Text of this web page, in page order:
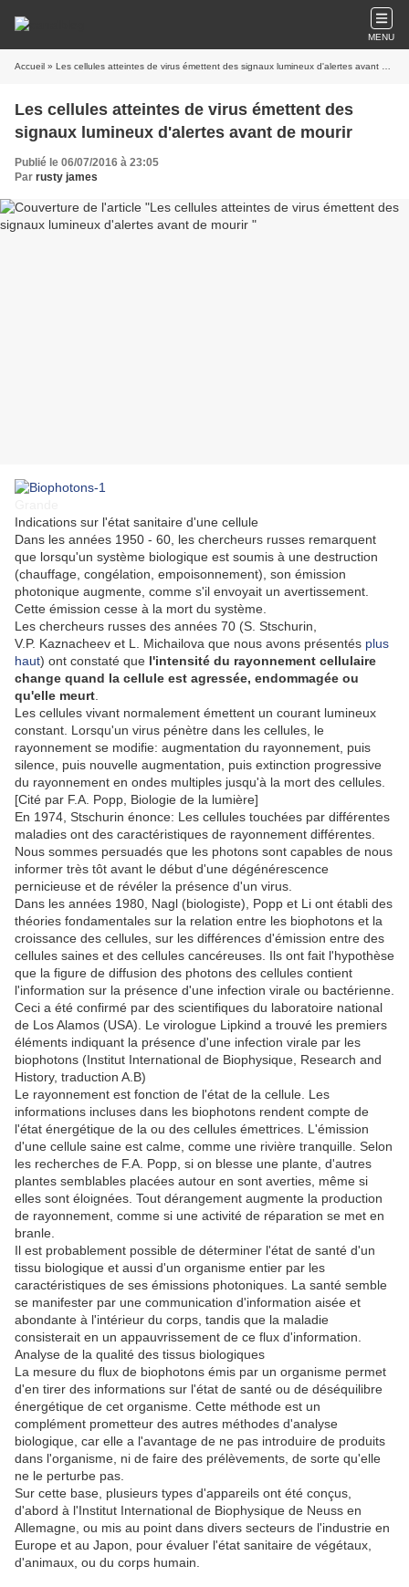
MENU
Accueil » Les cellules atteintes de virus émettent des signaux lumineux d'alertes avant de mourir
Les cellules atteintes de virus émettent des
signaux lumineux d'alertes avant de mourir
Publié le 06/07/2016 à 23:05
Par rusty james
Indications sur l'état sanitaire d'une cellule
Dans les années 1950 - 60, les chercheurs russes remarquent
que lorsqu'un système biologique est soumis à une destruction
(chauffage, congélation, empoisonnement), son émission
photonique augmente, comme s'il envoyait un avertissement.
Cette émission cesse à la mort du système.
Les chercheurs russes des années 70 (S. Stschurin,
V.P. Kaznacheev et L. Michailova que nous avons présentés plus
haut) ont constaté que l'intensité du rayonnement cellulaire
change quand la cellule est agressée, endommagée ou
qu'elle meurt
Les cellules vivant normalement émettent un courant lumineux
constant. Lorsqu'un virus pénètre dans les cellules, le
rayonnement se modifie: augmentation du rayonnement, puis
silence, puis nouvelle augmentation, puis extinction progressive
du rayonnement en ondes multiples jusqu'à la mort des cellules.
[Cité par F.A. Popp, Biologie de la lumière]
En 1974, Stschurin énonce: Les cellules touchées par différentes
maladies ont des caractéristiques de rayonnement différentes.
Nous sommes persuadés que les photons sont capables de nous
informer très tôt avant le début d'une dégénérescence
pernicieuse et de révéler la présence d'un virus
Dans les années 1980, Nagl (biologiste), Popp et Li ont établi des
théories fondamentales sur la relation entre les biophotons et la
croissance des cellules, sur les différences d'émission entre des
cellules saines et des cellules cancéreuses. Ils ont fait l'hypothèse
que la figure de diffusion des photons des cellules contient
l'information sur la présence d'une infection virale ou bactérienne.
Ceci a été confirmé par des scientifiques du laboratoire national
de Los Alamos (USA). Le virologue Lipkind a trouvé les premiers
éléments indiquant la présence d'une infection virale par les
biophotons (Institut International de Biophysique, Research and
History, traduction A.B)
Le rayonnement est fonction de l'état de la cellule. Les
informations incluses dans les biophotons rendent compte de
l'état énergétique de la ou des cellules émettrices. L'émission
d'une cellule saine est calme, comme une rivière tranquille. Selon
les recherches de F.A. Popp, si on blesse une plante, d'autres
plantes semblables placées autour en sont averties, même si
elles sont éloignées. Tout dérangement augmente la production
de rayonnement, comme si une activité de réparation se met en
branle.
Il est probablement possible de déterminer l'état de santé d'un
tissu biologique et aussi d'un organisme entier par les
caractéristiques de ses émissions photoniques. La santé semble
se manifester par une communication d'information aisée et
abondante à l'intérieur du corps, tandis que la maladie
consisterait en un appauvrissement de ce flux d'information.
Analyse de la qualité des tissus biologiques
La mesure du flux de biophotons émis par un organisme permet
d'en tirer des informations sur l'état de santé ou de déséquilibre
énergétique de cet organisme. Cette méthode est un
complément prometteur des autres méthodes d'analyse
biologique, car elle a l'avantage de ne pas introduire de produits
dans l'organisme, ni de faire des prélèvements, de sorte qu'elle
ne le perturbe pas.
Sur cette base, plusieurs types d'appareils ont été conçus,
d'abord à l'Institut International de Biophysique de Neuss en
Allemagne, ou mis au point dans divers secteurs de l'industrie en
Europe et au Japon, pour évaluer l'état sanitaire de végétaux,
d'animaux, ou du corps humain.